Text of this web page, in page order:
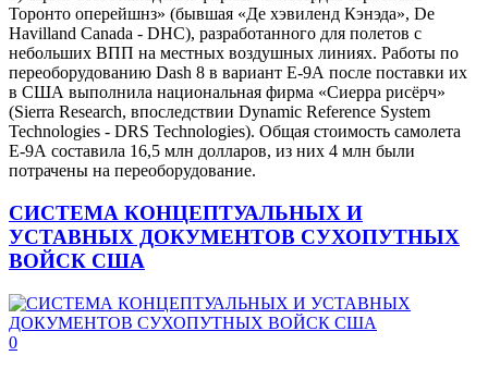
Торонто оперейшнз» (бывшая «Де хэвиленд Кэнэда», De
Havilland Canada - DHC), разработанного для полетов с
небольших ВПП на местных воздушных линиях. Работы по
переоборудованию Dash 8 в вариант Е-9А после поставки их
в США выполнила национальная фирма «Сиерра рисёрч»
(Sierra Research, впоследствии Dynamic Reference System
Technologies - DRS Technologies). Общая стоимость самолета
Е-9А составила 16,5 млн долларов, из них 4 млн были
потрачены на переоборудование.
СИСТЕМА КОНЦЕПТУАЛЬНЫХ И
УСТАВНЫХ ДОКУМЕНТОВ СУХОПУТНЫХ
ВОЙСК США
0